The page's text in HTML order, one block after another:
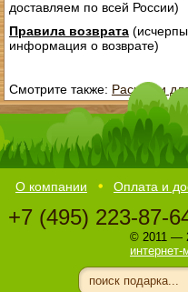
доставляем по всей России)
Правила возврата
информация о возврате)
Смотрите также: Расчески
О компании Оплата и
+7 (495) 223-87-
© 2011 —